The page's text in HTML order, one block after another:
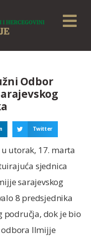
Odbor
Twitter
utorak, 17. marta
sjednica
sarajevskog
8 predsjednika
područja, dok je bio
Ilmijje